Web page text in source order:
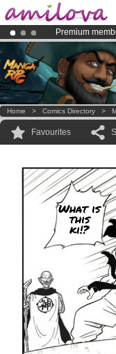
Premium
Amilova
Already
Home > Comics Directory >
Favourites
What is
this
ki!?